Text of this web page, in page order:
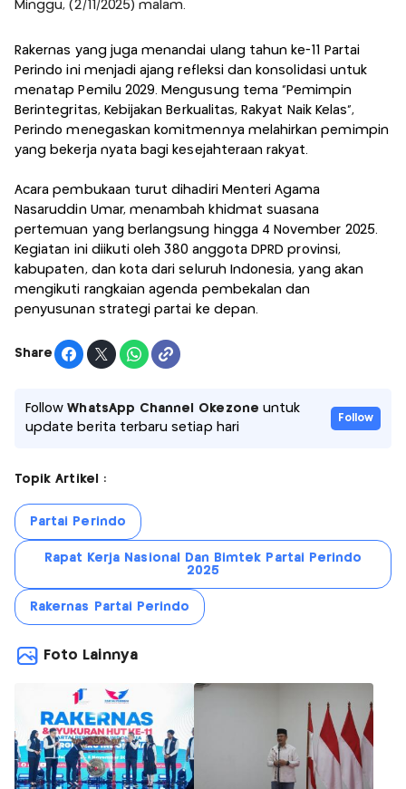
Minggu, (2/11/2025) malam.
Rakernas yang juga menandai ulang tahun ke-11 Partai
Perindo ini menjadi ajang refleksi dan konsolidasi untuk
menatap Pemilu 2029. Mengusung tema “Pemimpin
Berintegritas, Kebijakan Berkualitas, Rakyat Naik Kelas”,
Perindo menegaskan komitmennya melahirkan pemimpin
yang bekerja nyata bagi kesejahteraan rakyat.
Acara pembukaan turut dihadiri Menteri Agama
Nasaruddin Umar, menambah khidmat suasana
pertemuan yang berlangsung hingga 4 November 2025.
Kegiatan ini diikuti oleh 380 anggota DPRD provinsi,
kabupaten, dan kota dari seluruh Indonesia, yang akan
mengikuti rangkaian agenda pembekalan dan
penyusunan strategi partai ke depan.
Share
FollowWhatsApp Channel Okezone untuk
update berita terbaru setiap hari
Follow
Topik Artikel :
Partai Perindo
Rapat Kerja Nasional Dan Bimtek Partai Perindo
2025
Rakernas Partai Perindo
Foto Lainnya